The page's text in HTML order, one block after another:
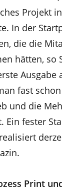
Projekt
In der
die die
hätten, so
fast
und die
Ein fester
Print